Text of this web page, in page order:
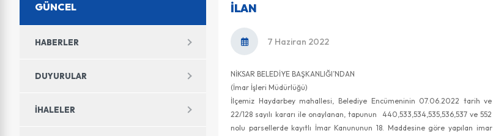
GÜNCEL
HABERLER
DUYURULAR
İHALELER
İLAN
7 Haziran 2022
NİKSAR BELEDİYE BAŞKANLIĞI’NDAN
(İmar İşleri Müdürlüğü)
İlçemiz Haydarbey mahallesi, Belediye Encümeninin 07.06.2022 tarih ve
22/128 sayılı kararı ile onaylanan, tapunun 440,533,534,535,536,537 ve 552
nolu parsellerde kayıtlı İmar Kanununun 18. Maddesine göre yapılan imar